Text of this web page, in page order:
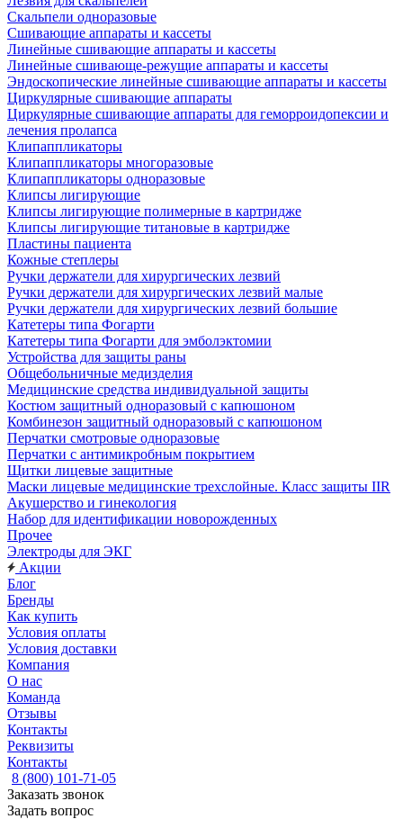
Скальпели одноразовые
Сшивающие аппараты и кассеты
Линейные сшивающие аппараты и кассеты
Линейные сшивающе-режущие аппараты и кассеты
Эндоскопические линейные сшивающие аппараты и кассеты
Циркулярные сшивающие аппараты
Циркулярные сшивающие аппараты для геморроидопексии и
лечения пролапса
Клипаппликаторы
Клипаппликаторы многоразовые
Клипаппликаторы одноразовые
Клипсы лигирующие
Клипсы лигирующие полимерные в картридже
Клипсы лигирующие титановые в картридже
Пластины пациента
Кожные степлеры
Ручки держатели для хирургических лезвий
Ручки держатели для хирургических лезвий малые
Ручки держатели для хирургических лезвий большие
Катетеры типа Фогарти
Катетеры типа Фогарти для эмболэктомии
Устройства для защиты раны
Общебольничные медизделия
Медицинские средства индивидуальной защиты
Костюм защитный одноразовый с капюшоном
Комбинезон защитный одноразовый с капюшоном
Перчатки смотровые одноразовые
Перчатки с антимикробным покрытием
Щитки лицевые защитные
Маски лицевые медицинские трехслойные. Класс защиты IIR
Акушерство и гинекология
Набор для идентификации новорожденных
Прочее
Электроды для ЭКГ
Акции
Блог
Бренды
Как купить
Условия оплаты
Условия доставки
Компания
О нас
Команда
Отзывы
Контакты
Реквизиты
Контакты
8 (800) 101-71-05
Заказать звонок
Задать вопрос